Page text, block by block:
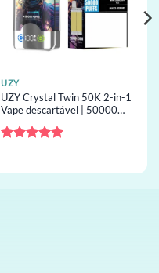
UZY
UZY Crystal Twin 50K 2-in-1
Vape descartável | 50000
descartável por atacado